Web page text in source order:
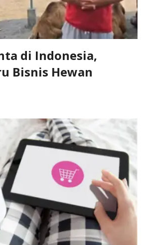
di Indonesia,
Bisnis Hewan